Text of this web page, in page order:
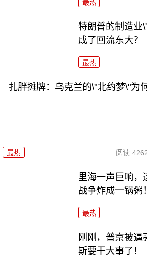
最热
特朗普的制造业
成了回流东大？
最热
扎胖摊牌：乌克兰的\"北约梦\"为
最热 阅读 4262
里海一声巨响，
战争炸成一锅粥！
最热
刚刚，普京被逼
斯要干大事了！